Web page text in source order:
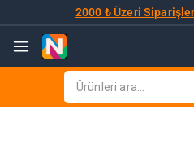
2000 ₺ Üzeri